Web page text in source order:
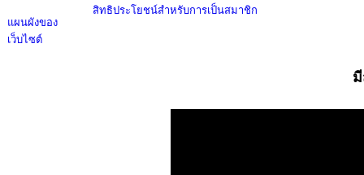
แผนผังของ
เว็บไซต์
สิทธิประโยชน์สำหรับการเป็นสมาชิก